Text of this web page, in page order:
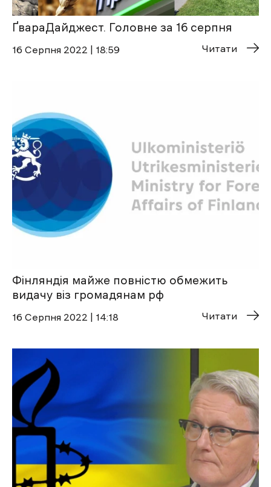
ҐвараДайджест. Головне за 16 серпня
16 Cерпня 2022 | 18:59 Читати
Фінляндія майже повністю обмежить
видачу віз громадянам рф
16 Cерпня 2022 | 14:18 Читати